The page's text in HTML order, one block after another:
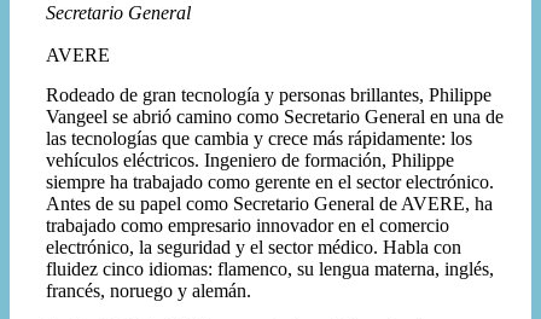
Secretario General
AVERE
Rodeado de gran tecnología y personas brillantes, Philippe
Vangeel se abrió camino como Secretario General en una de
las tecnologías que cambia y crece más rápidamente: los
vehículos eléctricos. Ingeniero de formación, Philippe
siempre ha trabajado como gerente en el sector electrónico.
Antes de su papel como Secretario General de AVERE, ha
trabajado como empresario innovador en el comercio
electrónico, la seguridad y el sector médico. Habla con
fluidez cinco idiomas: flamenco, su lengua materna, inglés,
francés, noruego y alemán.